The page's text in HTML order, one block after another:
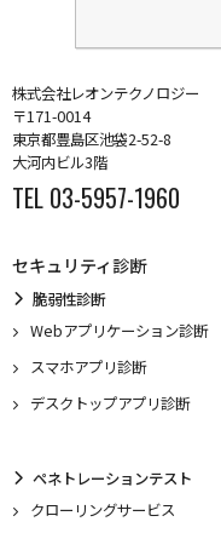
株式会社レオンテクノロジー
〒171-0014
東京都豊島区池袋2-52-8
大河内ビル3階
TEL 03-5957-1960
セキュリティ診断
脆弱性診断
Webアプリケーション診断
スマホアプリ診断
デスクトップアプリ診断
ペネトレーションテスト
クローリングサービス